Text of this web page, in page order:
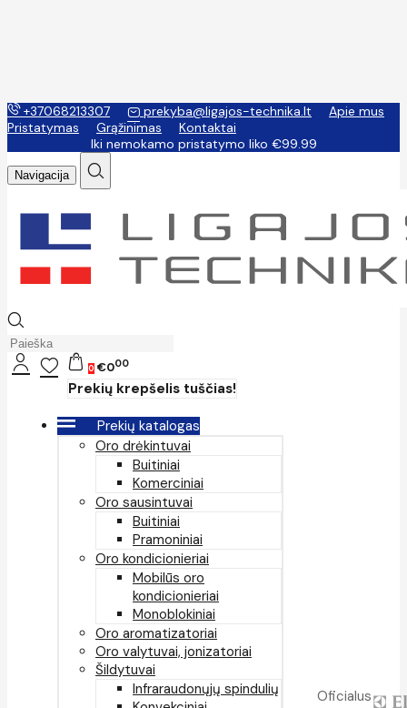
+37068213307 prekyba@ligajos-technika.lt
Apie mus
Pristatymas
Grąžinimas
Kontaktai
Iki nemokamo pristatymo liko €99.99
Navigacija
0 €000
Prekių krepšelis tuščias!
Prekių katalogas
Oro drėkintuvai
Buitiniai
Komerciniai
Oro sausintuvai
Buitiniai
Pramoniniai
Oro kondicionieriai
Mobilūs oro
kondicionieriai
Monoblokiniai
Oro aromatizatoriai
Oro valytuvai, jonizatoriai
Šildytuvai
Infraraudonųjų spindulių
Oficialus